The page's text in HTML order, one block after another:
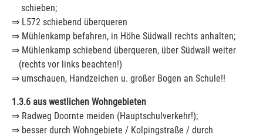
schieben;
⇒ L572 schiebend überqueren
⇒ Mühlenkamp befahren, in Höhe Südwall rechts anhalten;
⇒ Mühlenkamp schiebend überqueren, über Südwall weiter
(rechts vor links beachten!)
⇒ umschauen, Handzeichen u. großer Bogen an Schule!!
1.3.6 aus westlichen Wohngebieten
⇒ Radweg Doornte meiden (Hauptschulverkehr!);
⇒ besser durch Wohngebiete / Kolpingstraße / durch